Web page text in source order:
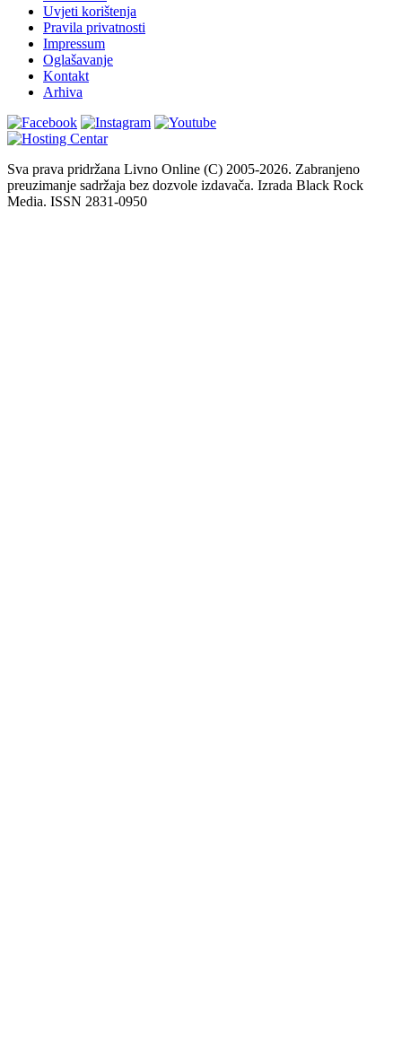
Uvjeti korištenja
Pravila privatnosti
Impressum
Oglašavanje
Kontakt
Arhiva
Sva prava pridržana Livno Online (C) 2005-2026. Zabranjeno
preuzimanje sadržaja bez dozvole izdavača. Izrada Black Rock
Media. ISSN 2831-0950